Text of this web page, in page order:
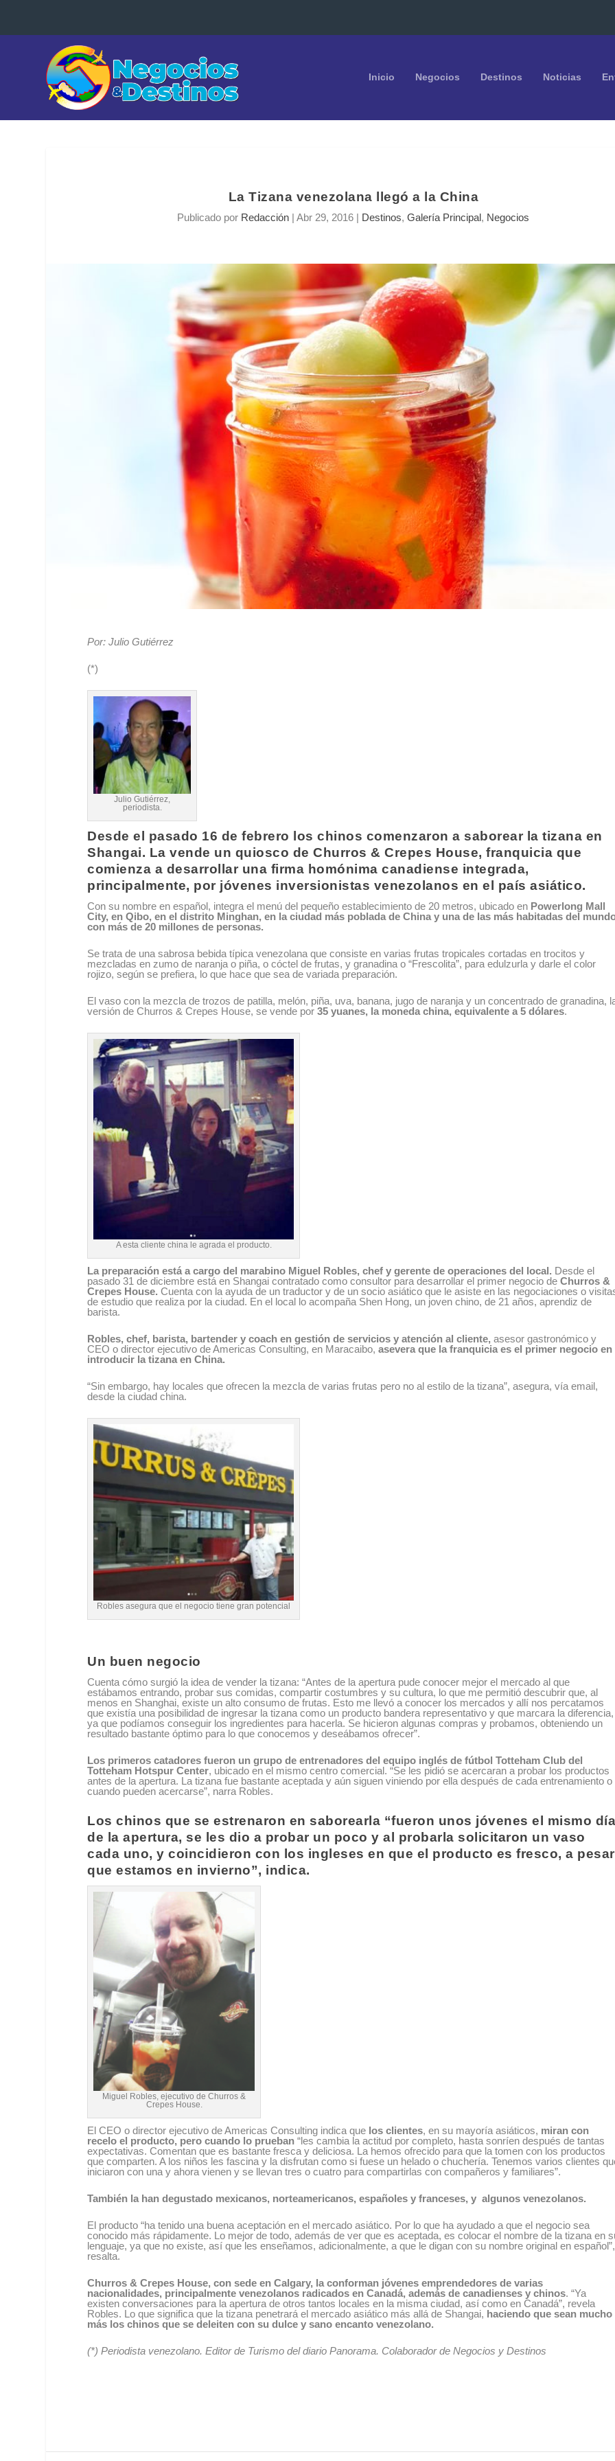
Inicio Negocios Destinos Noticias
La Tizana venezolana llegó a la China
Publicado por Redacción |Abr 29, 2016 | Destinos,Galería Principal, Negocios
Por: Julio Gutiérrez
(*)
Julio Gutiérrez,
periodista.
Desde el pasado 16 de febrero los chinos comenzaron a saborear la tizana en
Shangai. La vende un quiosco deChurros & Crepes House, franquicia que
comienza a desarrollar una firma homónima canadiense integrada,
principalmente, por jóvenes inversionistas venezolanos en el país asiático.
Con su nombre en español, integra el menú del pequeño establecimiento de 20 metros, ubicado en Powerlong Mall
City, en Qibo, en el distrito Minghan, en la ciudad más poblada de China y una de las más habitadas del
con más de 20 millones de personas.
Se trata de una sabrosa bebida típica venezolana que consiste en varias frutas tropicales cortadas en trocitos y
mezcladas en zumo de naranja o piña, o cóctel de frutas, y granadina o “Frescolita”, para edulzurla y darle el color
rojizo, según se prefiera, lo que hace que sea de variada preparación.
El vaso con la mezcla de trozos de patilla, melón, piña, uva, banana, jugo de naranja y un concentrado de granadina,
versión de Churros & Crepes House, se vende por35 yuanes, la moneda china, equivalente a 5 dólares.
A esta cliente china le agrada el producto.
La preparación está a cargo del marabino Miguel Robles, chef y gerente de operaciones del local. Desde el
pasado 31 de diciembre está en Shangai contratado como consultor para desarrollar el primer negocio deChurros &
Crepes House. Cuenta con la ayuda de un traductor y de un socio asiático que le asiste en las negociaciones o
de estudio que realiza por la ciudad. En el local lo acompaña Shen Hong, un joven chino, de 21 años, aprendiz de
barista.
Robles, chef, barista, bartender y coach en gestión de servicios y atención al cliente, asesor gastronómico y
CEO o director ejecutivo de Americas Consulting, en Maracaibo,asevera que la franquicia es el primer negocio en
introducir la tizana en China.
“Sin embargo, hay locales que ofrecen la mezcla de varias frutas pero no al estilo de la tizana”, asegura, vía email,
desde la ciudad china.
Robles asegura que el negocio tiene gran potencial
Un buen negocio
Cuenta cómo surgió la idea de vender la tizana: “Antes de la apertura pude conocer mejor el mercado al que
estábamos entrando, probar sus comidas, compartir costumbres y su cultura, lo que me permitió descubrir que, al
menos en Shanghai, existe un alto consumo de frutas. Esto me llevó a conocer los mercados y allí nos percatamos
que existía una posibilidad de ingresar la tizana como un producto bandera representativo y que marcara la diferencia,
ya que podíamos conseguir los ingredientes para hacerla. Se hicieron algunas compras y probamos, obteniendo un
resultado bastante óptimo para lo que conocemos y deseábamos ofrecer”.
Los primeros catadores fueron un grupo de entrenadores del equipo inglés de fútbol Totteham Club del
Totteham Hotspur Center, ubicado en el mismo centro comercial. “Se les pidió se acercaran a probar los productos
antes de la apertura. La tizana fue bastante aceptada y aún siguen viniendo por ella después de cada entrenamiento o
cuando pueden acercarse”, narra Robles.
Los chinos que se estrenaron en saborearla “fueron unos jóvenes el mismo
de la apertura, se les dio a probar un poco y al probarla solicitaron un vaso
cada uno, y coincidieron con los ingleses en que el producto es fresco, a pesar
que estamos en invierno”, indica.
Miguel Robles, ejecutivo de Churros &
Crepes House.
El CEO o director ejecutivo de Americas Consulting indica que los clientes, en su mayoría asiáticos, miran con
recelo el producto, pero cuando lo prueban “les cambia la actitud por completo, hasta sonríen después de tantas
expectativas. Comentan que es bastante fresca y deliciosa. La hemos ofrecido para que la tomen con los productos
que comparten. A los niños les fascina y la disfrutan como si fuese un helado o chuchería. Tenemos varios clientes
iniciaron con una y ahora vienen y se llevan tres o cuatro para compartirlas con compañeros y familiares”.
También la han degustado mexicanos, norteamericanos, españoles y franceses, y algunos venezolanos.
El producto “ha tenido una buena aceptación en el mercado asiático. Por lo que ha ayudado a que el negocio sea
conocido más rápidamente. Lo mejor de todo, además de ver que es aceptada, es colocar el nombre de la tizana en
lenguaje, ya que no existe, así que les enseñamos, adicionalmente, a que le digan con su nombre original en español”,
resalta.
Churros & Crepes House, con sede en Calgary, la conforman jóvenes emprendedores de varias
nacionalidades, principalmente venezolanos radicados en Canadá, además de canadienses y chinos. “Ya
existen conversaciones para la apertura de otros tantos locales en la misma ciudad, así como en Canadá”, revela
Robles. Lo que significa que la tizana penetrará el mercado asiático más allá de Shangai, haciendo que sean mucho
más los chinos que se deleiten con su dulce y sano encanto venezolano.
(*) Periodista venezolano. Editor de Turismo del diario Panorama. Colaborador de Negocios y Destinos